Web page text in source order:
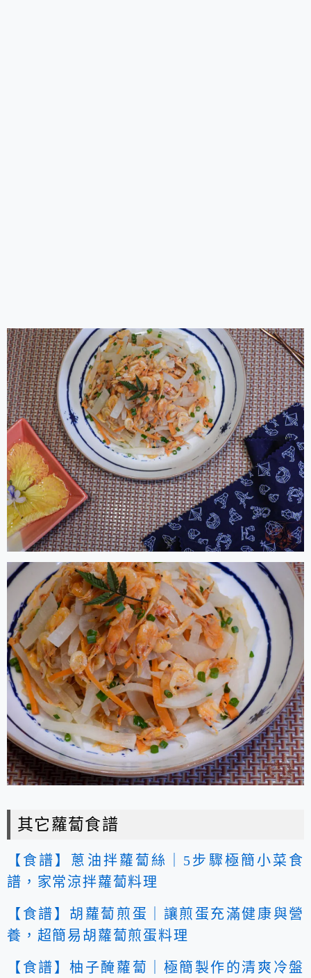
其它蘿蔔食譜
【食譜】蔥油拌蘿蔔絲｜5步驟極簡小菜食
譜，家常涼拌蘿蔔料理
【食譜】胡蘿蔔煎蛋｜讓煎蛋充滿健康與營
養，超簡易胡蘿蔔煎蛋料理
【食譜】柚子醃蘿蔔｜極簡製作的清爽冷盤